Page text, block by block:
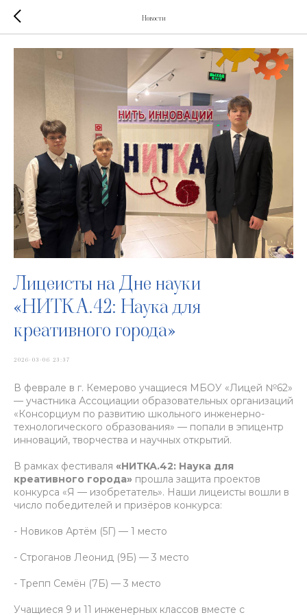
Новости
Лицеисты на Дне науки
«НИТКА.42: Наука для
креативного города»
2026-03-06 23:37
В феврале в г. Кемерово учащиеся МБОУ «Лицей №62»
— участника Ассоциации образовательных организаций
«Консорциум по развитию школьного инженерно-
технологического образования» — попали в эпицентр
инноваций, творчества и научных открытий.
В рамках фестиваля «НИТКА.42: Наука для
креативного города» прошла защита проектов
конкурса «Я — изобретатель». Наши лицеисты вошли в
число победителей и призёров конкурса:
- Новиков Артём (5Г) — 1 место
- Строганов Леонид (9Б) — 3 место
- Трепп Семён (7Б) — 3 место
Учащиеся 9 и 11 инженерных классов вместе с